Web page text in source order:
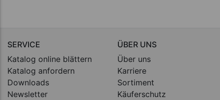
SERVICE
Katalog online blättern
Katalog anfordern
Downloads
Newsletter
ÜBER UNS
Über uns
Karriere
Sortiment
Käuferschutz